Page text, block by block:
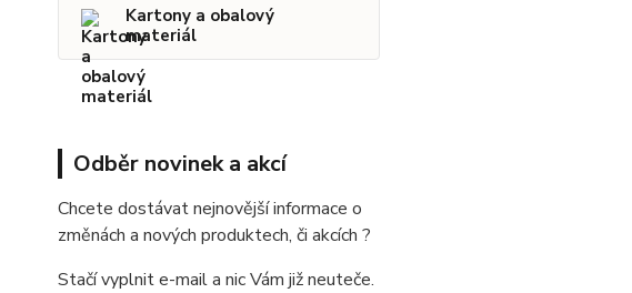
Kartony a obalový
materiál
Odběr novinek a akcí
Chcete dostávat nejnovější informace o
změnách a nových produktech, či akcích ?
Stačí vyplnit e-mail a nic Vám již neuteče.